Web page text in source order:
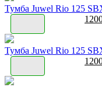
Тумба Juwel Rio 125
Тумба Juwel Rio 125